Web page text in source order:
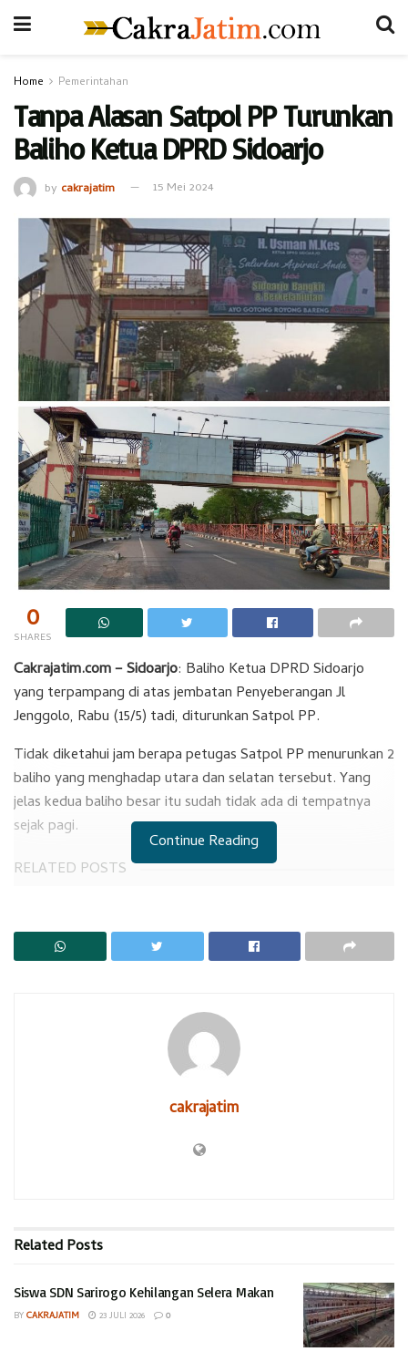
Home Pemerintahan
Tanpa Alasan Satpol PP Turunkan
Baliho Ketua DPRD Sidoarjo
by cakrajatim 15 Mei 2024
0
SHARES
Cakrajatim.com – Sidoarjo: Baliho Ketua DPRD Sidoarjo
yang terpampang di atas jembatan Penyeberangan Jl
Jenggolo, Rabu (15/5) tadi, diturunkan Satpol PP.
Tidak diketahui jam berapa petugas Satpol PP menurunkan 2
baliho yang menghadap utara dan selatan tersebut. Yang
jelas kedua baliho besar itu sudah tidak ada di tempatnya
sejak pagi.
RELATED POSTS
Kalah di PTUN, Bupati Subandi Berniat Banding
Jenggolo, Suratno, mengatakan, saat minggu dirinya lewat
jalan raya Jenggolo baliho Ketua DPRD Sidoarjo itu masih
terlihat. Tapi selasa pagi tadi sudah tidak ada.
ketua DPRD, Usman, membenarkan baliho gambarnya
penyeberangan itu memang untuk Forkompimda. “Saya kan
Pemasangan gambar itu bukan untuk tujuan politik. Tidak
yang ditakutkan dari gambar baliho itu.
Sementara Kasatpol PP yang dikonfirmasi lewat whatsapp
nomor ponselnya perihal ini penurunan baliho, tidak
Continue Reading
cakrajatim
RelatedPosts
Siswa SDN Sarirogo Kehilangan Selera Makan
BYCAKRAJATIM 23 JULI 2026 0